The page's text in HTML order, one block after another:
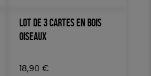
LOT DE 3 CARTES EN BOIS
OISEAUX
18,90 €